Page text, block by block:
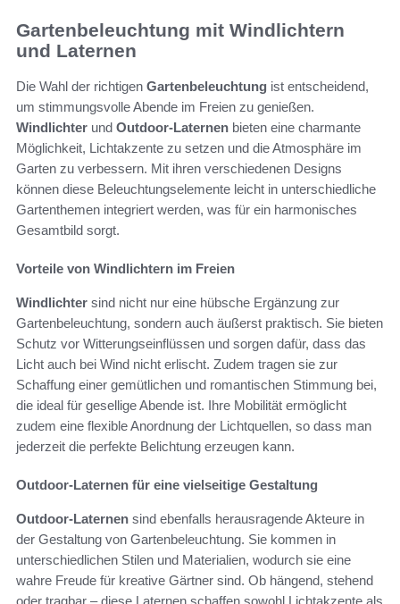
Gartenbeleuchtung mit Windlichtern
und Laternen
Die Wahl der richtigen Gartenbeleuchtung ist entscheidend,
um stimmungsvolle Abende im Freien zu genießen.
Windlichter und Outdoor-Laternen bieten eine charmante
Möglichkeit, Lichtakzente zu setzen und die Atmosphäre im
Garten zu verbessern. Mit ihren verschiedenen Designs
können diese Beleuchtungselemente leicht in unterschiedliche
Gartenthemen integriert werden, was für ein harmonisches
Gesamtbild sorgt.
Vorteile von Windlichtern im Freien
Windlichter sind nicht nur eine hübsche Ergänzung zur
Gartenbeleuchtung, sondern auch äußerst praktisch. Sie bieten
Schutz vor Witterungseinflüssen und sorgen dafür, dass das
Licht auch bei Wind nicht erlischt. Zudem tragen sie zur
Schaffung einer gemütlichen und romantischen Stimmung bei,
die ideal für gesellige Abende ist. Ihre Mobilität ermöglicht
zudem eine flexible Anordnung der Lichtquellen, so dass man
jederzeit die perfekte Belichtung erzeugen kann.
Outdoor-Laternen für eine vielseitige Gestaltung
Outdoor-Laternen sind ebenfalls herausragende Akteure in
der Gestaltung von Gartenbeleuchtung. Sie kommen in
unterschiedlichen Stilen und Materialien, wodurch sie eine
wahre Freude für kreative Gärtner sind. Ob hängend, stehend
oder tragbar – diese Laternen schaffen sowohl Lichtakzente als